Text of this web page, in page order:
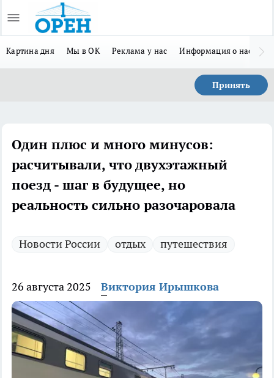
Картина дня Мы в ОК Реклама у нас Информация о нас
Принять
Один плюс и много минусов:
расчитывали, что двухэтажный
поезд - шаг в будущее, но
реальность сильно разочаровала
Новости России отдых путешествия
26 августа 2025 Виктория Ирышкова